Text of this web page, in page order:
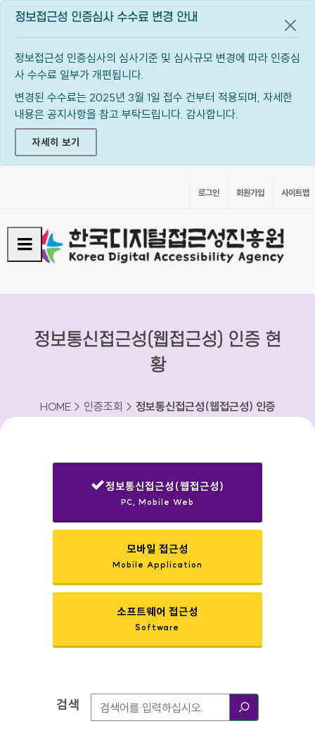
정보접근성 인증심사 수수료 변경 안내
정보접근성 인증심사의 심사기준 및 심사규모 변경에 따라 인증심
사 수수료 일부가 개편됩니다.
변경된 수수료는 2025년 3월 1일 접수 건부터 적용되며, 자세한
내용은 공지사항을 참고 부탁드립니다. 감사합니다.
자세히 보기
공지
로그인 회원가입 사이트맵
정보통신접근성(웹접근성) 인증 현
황
HOME > 인증조회 > 정보통신접근성(웹접근성) 인증
정보통신접근성(웹접근성)
PC, Mobile Web
모바일 접근성
Mobile Application
소프트웨어 접근성
Software
검색옵션
검색